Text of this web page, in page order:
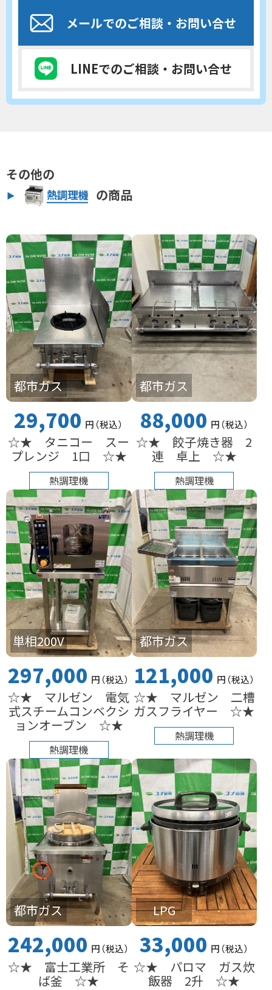
メールでのご相談 ・お問い合せ
LINEでのご相談 ・お問い合せ
その他の
熱調理機 の商品
都市ガス
29,700 円（税込）
☆★ タニコー スー
プレンジ 1口 ☆★
熱調理機
都市ガス
88,000 円（税込）
☆★ 餃子焼き器 2
連 卓上 ☆★
熱調理機
単相200V
297,000 円（税込）
☆★ マルゼン 電気
式スチームコンベクシ
ョンオーブン ☆★
熱調理機
都市ガス
121,000 円（税込）
☆★ マルゼン 二槽
ガスフライヤー ☆★
熱調理機
都市ガス
242,000 円（税込）
☆★ 富士工業所 そ
ば釜 ☆★
LPG
33,000 円（税込）
☆★ パロマ ガス炊
飯器 2升 ☆★